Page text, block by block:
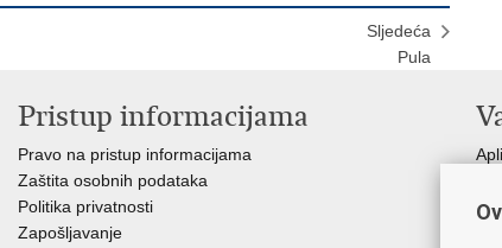
Sljedeća
Pula
Pristup informacijama
Pravo na pristup informacijama
Zaštita osobnih podataka
Politika privatnosti
Zapošljavanje